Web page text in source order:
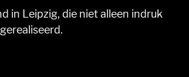
in Leipzig, die niet alleen indruk